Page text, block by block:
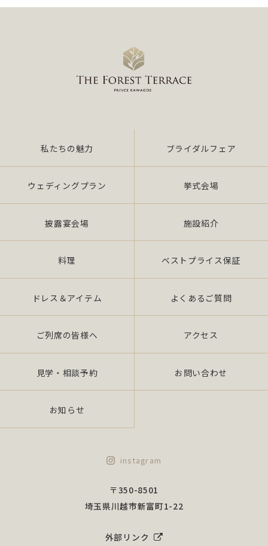
私たちの魅力 ブライダルフェア
ウェディングプラン 挙式会場
披露宴会場 施設紹介
料理 ベストプライス保証
ドレス＆アイテム よくあるご質問
ご列席の皆様へ アクセス
見学・相談予約 お問い合わせ
お知らせ
instagram
外部リンク
〒350-8501
埼玉県川越市新富町1-22